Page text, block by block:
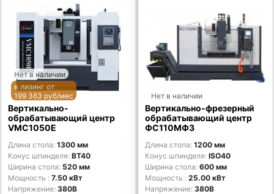
Нет в наличии
в лизинг от
199 363 руб/мес
Вертикально-
обрабатывающий центр
VMC1050E
Длина стола 1300 мм
Конус шпинделя BT40
Ширина стола 520 мм
Мощность
7.50 кВт
Напряжение 380В
Нет в наличии
Вертикально-фрезерный
обрабатывающий центр
ФС110МФ3
Длина стола 1200 мм
Конус шпинделя ISO40
Ширина стола 600 мм
Мощность
25.00 кВт
Напряжение 380В